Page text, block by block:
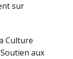
sur
Culture
aux